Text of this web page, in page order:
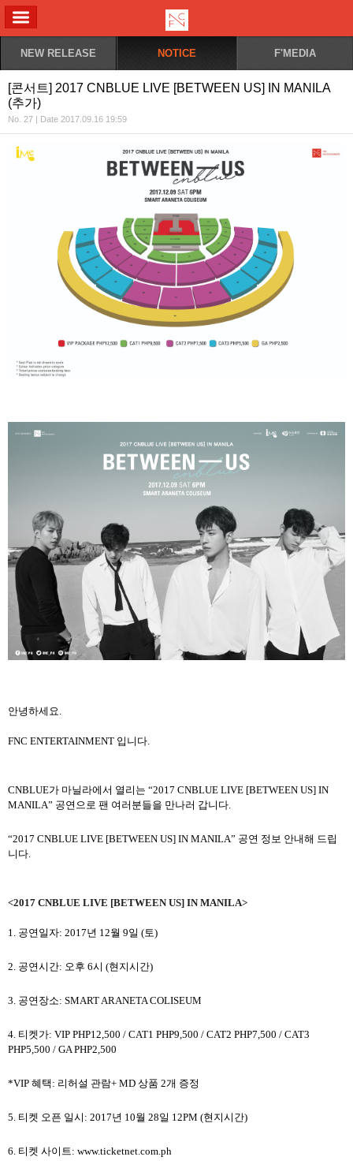
NEW RELEASE NOTICE F'MEDIA
[콘서트] 2017 CNBLUE LIVE [BETWEEN US] IN MANILA
(추가)
No. 27 | Date 2017.09.16 19:59
안녕하세요.
FNC ENTERTAINMENT 입니다.
CNBLUE가 마닐라에서 열리는 “2017 CNBLUE LIVE [BETWEEN US] IN
MANILA” 공연으로 팬 여러분들을 만나러 갑니다.
“2017 CNBLUE LIVE [BETWEEN US] IN MANILA” 공연 정보 안내해 드립
니다.
<2017 CNBLUE LIVE [BETWEEN US] IN MANILA>
1. 공연일자: 2017년 12월 9일 (토)
2. 공연시간: 오후 6시 (현지시간)
3. 공연장소: SMART ARANETA COLISEUM
4. 티켓가: VIP PHP12,500 / CAT1 PHP9,500 / CAT2 PHP7,500 / CAT3
PHP5,500 / GA PHP2,500
*VIP 혜택 : 리허설 관람+ MD 상품 2개 증정
5. 티켓 오픈 일시 : 2017년 10월 28일 12PM (현지시간)
6. 티켓 사이트: www.ticketnet.com.ph